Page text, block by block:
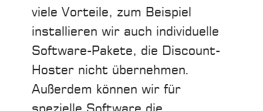
viele Vorteile, zum Beispiel
installieren wir auch individuelle
Software-Pakete, die Discount-
Hoster nicht übernehmen.
Außerdem können wir für